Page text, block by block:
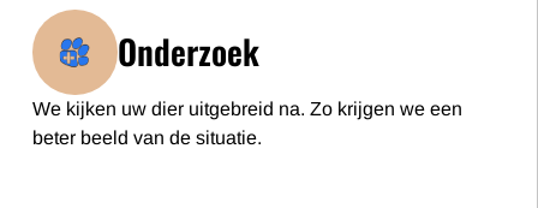
Onderzoek
We kijken uw dier uitgebreid na. Zo krijgen we een
beter beeld van de situatie.